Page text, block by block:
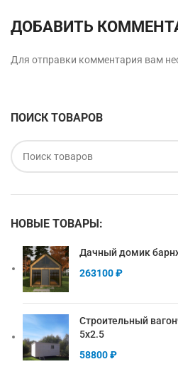
ДОБАВИТЬ
Для отправки комментария вам
ПОИСК ТОВАРОВ
НОВЫЕ ТОВАРЫ:
Дачный домик
263100₽
Строительный
5х2.5
58800₽